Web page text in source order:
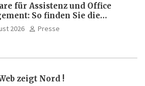
für Assistenz und Office
So finden Sie die
Weiterbildung
2026 Presse
zeigt Nord !